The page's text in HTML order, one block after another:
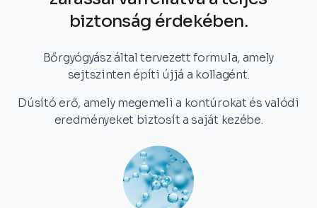
biztonság érdekében.
Bőrgyógyász által tervezett formula, amely
sejtszinten építi újjá a kollagént.
Dúsító erő, amely megemeli a kontúrokat és valódi
eredményeket biztosít a saját kezébe.